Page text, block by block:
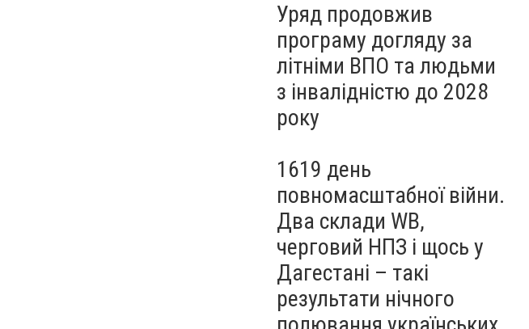
Уряд продовжив
програму догляду за
літніми ВПО та людьми
з інвалідністю до 2028
року
1619 день
повномасштабної війни.
Два склади WB,
черговий НПЗ і щось у
Дагестані – такі
результати нічного